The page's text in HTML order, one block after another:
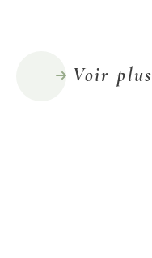
Voir